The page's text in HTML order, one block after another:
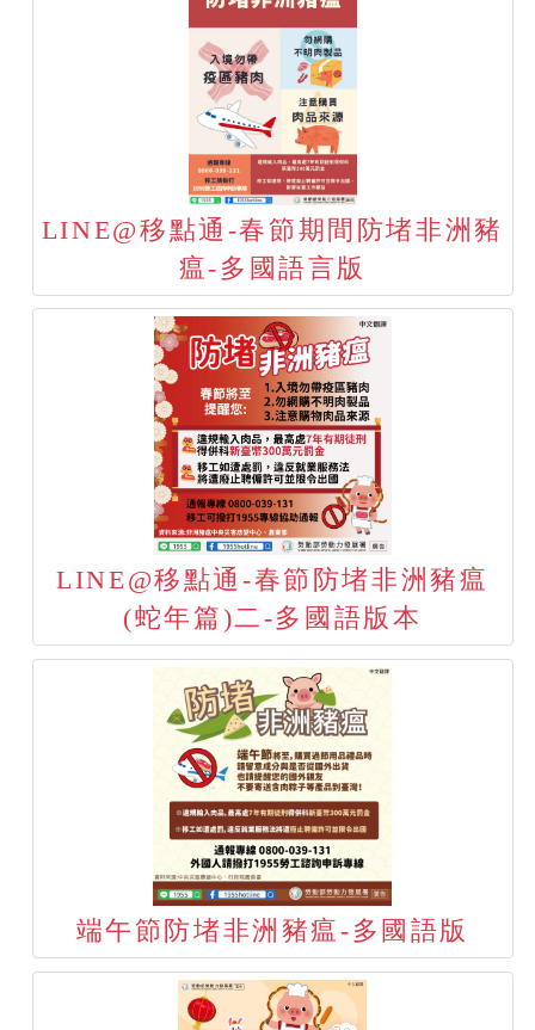
LINE@移點通-春節期間防堵非洲豬
瘟-多國語言版
LINE@移點通-春節防堵非洲豬瘟
(蛇年篇)二-多國語版本
端午節防堵非洲豬瘟-多國語版